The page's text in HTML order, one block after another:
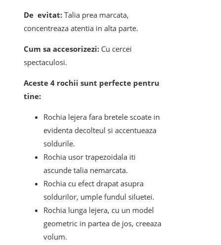
De evitat: Talia prea marcata,
concentreaza atentia in alta parte.
Cum sa accesorizezi: Cu cercei
spectaculosi.
Aceste 4 rochii sunt perfecte pentru
tine:
Rochia lejera fara bretele scoate in
evidenta decolteul si accentueaza
soldurile.
Rochia usor trapezoidala iti
ascunde talia nemarcata.
Rochia cu efect drapat asupra
soldurilor, umple fundul siluetei.
Rochia lunga lejera, cu un model
geometric in partea de jos, creeaza
volum.